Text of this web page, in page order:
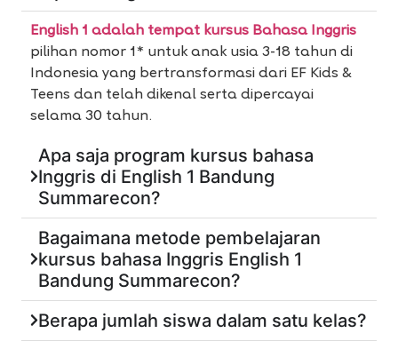
English 1 adalah tempat kursus Bahasa Inggris
pilihan nomor 1* untuk anak usia 3-18 tahun di
Indonesia yang bertransformasi dari EF Kids &
Teens dan telah dikenal serta dipercayai
selama 30 tahun.
Apa saja program kursus bahasa
Inggris di English 1 Bandung
Summarecon?
Bagaimana metode pembelajaran
kursus bahasa Inggris English 1
Bandung Summarecon?
Berapa jumlah siswa dalam satu kelas?